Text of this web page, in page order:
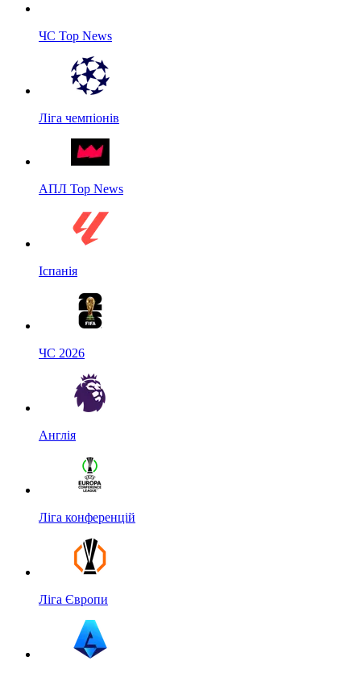
ЧС Top News
Ліга чемпіонів
АПЛ Top News
Іспанія
ЧС 2026
Англія
Ліга конференцій
Ліга Європи